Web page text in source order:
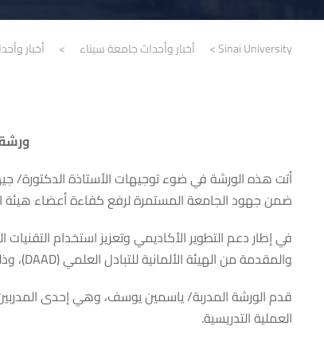
Sinai University
> أخبار وأحداث جامعة سيناء > أخبار
أتت هذه الورشة في ضوء توجيهات الأستاذة الدكتورة/
ضمن جهود الجامعة المستمرة لرفع كفاءة أعضاء هيئة
في إطار دعم التطوير الأكاديمي وتعزيز استخدام
والمقدمة من الهيئة الألمانية للتبادل العلمي (DAAD)، وذلك يوم الاثنين الموافق 8 ديسمبر 2025، من الساعة 9:00 صباحًا حتى 4:00 مساءً.
العملية التدريسية.